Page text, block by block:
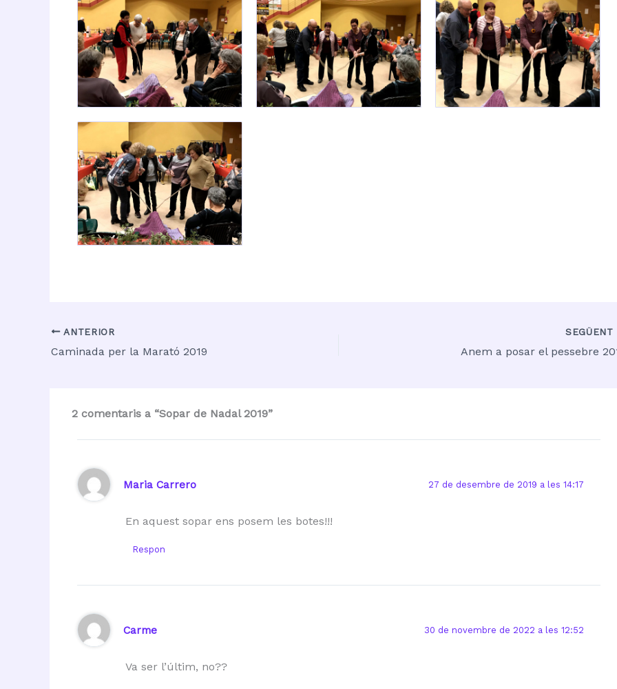
ANTERIOR
Caminada per la Marató 2019
SEGÜENT
Anem a posar el pessebre
2 comentaris a “Sopar de Nadal 2019”
Maria Carrero 27 de desembre de 2019 a les 14:17
En aquest sopar ens posem les botes!!!
Respon
Carme 30 de novembre de 2022 a les 12:52
Va ser l’últim, no??